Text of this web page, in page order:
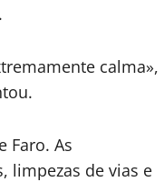
calma»,
Faro. As
limpezas de vias e